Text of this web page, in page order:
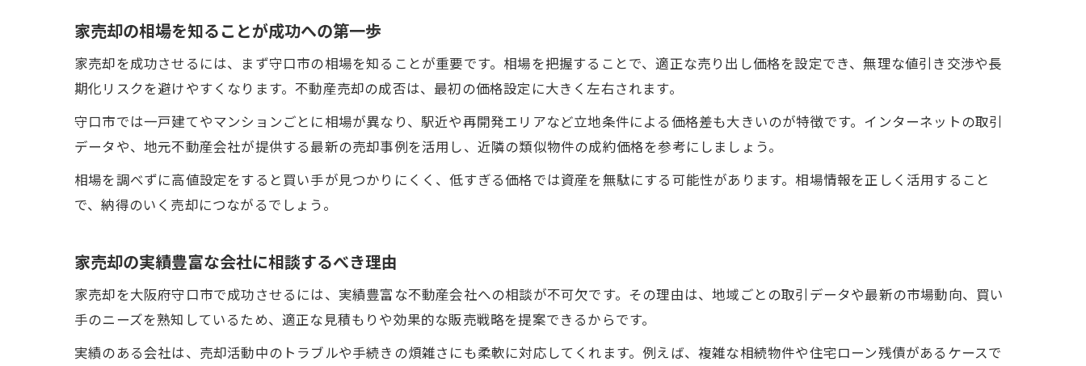
家売却でありがちな選び方の失敗例を解説
築年数や立地を活かす家売却戦略
家売却で築年数をプラスに変える工夫
家売却で立地条件を最大限アピールする方法
家売却の見積もり時に築年数が与える影響
家売却の相場を知ることが成功への第一歩
家売却を成功させるには、まず守口市の相場を知ることが重要です。相場を把握することで、適正な売り出し価格を設定でき、無理な値引き交渉や長
期化リスクを避けやすくなります。不動産売却の成否は、最初の価格設定に大きく左右されます。
守口市では一戸建てやマンションごとに相場が異なり、駅近や再開発エリアなど立地条件による価格差も大きいのが特徴です。インターネットの取引
データや、地元不動産会社が提供する最新の売却事例を活用し、近隣の類似物件の成約価格を参考にしましょう。
相場を調べずに高値設定をすると買い手が見つかりにくく、低すぎる価格では資産を無駄にする可能性があります。相場情報を正しく活用すること
で、納得のいく売却につながるでしょう。
家売却の実績豊富な会社に相談するべき理由
家売却を大阪府守口市で成功させるには、実績豊富な不動産会社への相談が不可欠です。その理由は、地域ごとの取引データや最新の市場動向、買い
手のニーズを熟知しているため、適正な見積もりや効果的な販売戦略を提案できるからです。
実績のある会社は、売却活動中のトラブルや手続きの煩雑さにも柔軟に対応してくれます。例えば、複雑な相続物件や住宅ローン残債があるケースで